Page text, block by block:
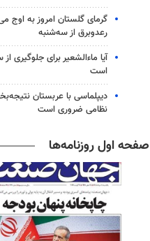
گرمای گلستان امروز به اوج
رعدوبرق از سه‌شنبه
آیا ماءالشعیر برای جلوگیری
است
دیپلماسی با عربستان
نظامی ضروری است
صفحه اول روزنامه‌ها